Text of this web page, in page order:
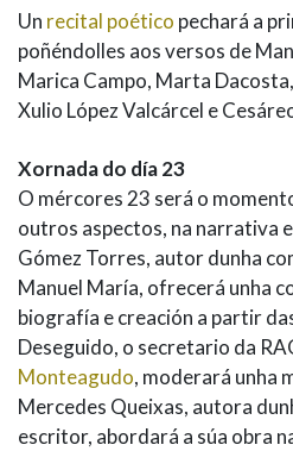
Un recital poético pechará a
poñéndolles aos versos de
Marica Campo, Marta
Xulio López Valcárcel e
Xornada do día 23
O mércores 23 será o
outros aspectos, na narrativa
Gómez Torres, autor dunha
Manuel María, ofrecerá unha
biografía e creación a partir
Deseguido, o secretario da
Monteagudo, moderará unha
Mercedes Queixas, autora
escritor, abordará a súa obra